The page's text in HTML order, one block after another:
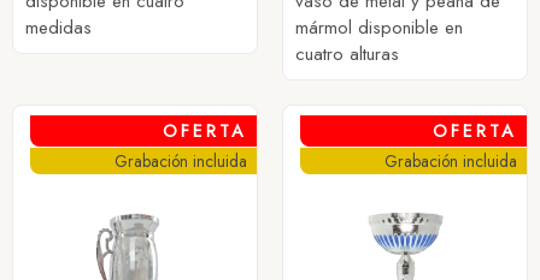
medidas
mármol disponible en
cuatro alturas
OFERTA
Grabación incluida
OFERTA
Grabación incluida